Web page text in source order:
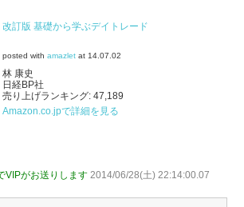
改訂版 基礎から学ぶデイトレード
posted with amazlet at 14.07.02
林 康史
日経BP社
売り上げランキング: 47,189
Amazon.co.jpで詳細を見る
VIPがお送りします 2014/06/28(土) 22:14:00.07